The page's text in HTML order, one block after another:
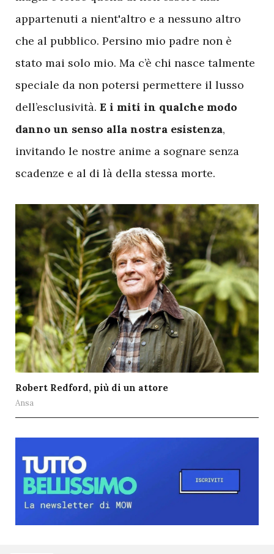
appartenuti a nient'altro e a nessuno altro
che al pubblico. Persino mio padre non è
stato mai solo mio. Ma c’è chi nasce talmente
speciale da non potersi permettere il lusso
dell’esclusività. E i miti in qualche modo
danno un senso alla nostra esistenza,
invitando le nostre anime a sognare senza
scadenze e al di là della stessa morte.
Robert Redford, più di un attore
Ansa